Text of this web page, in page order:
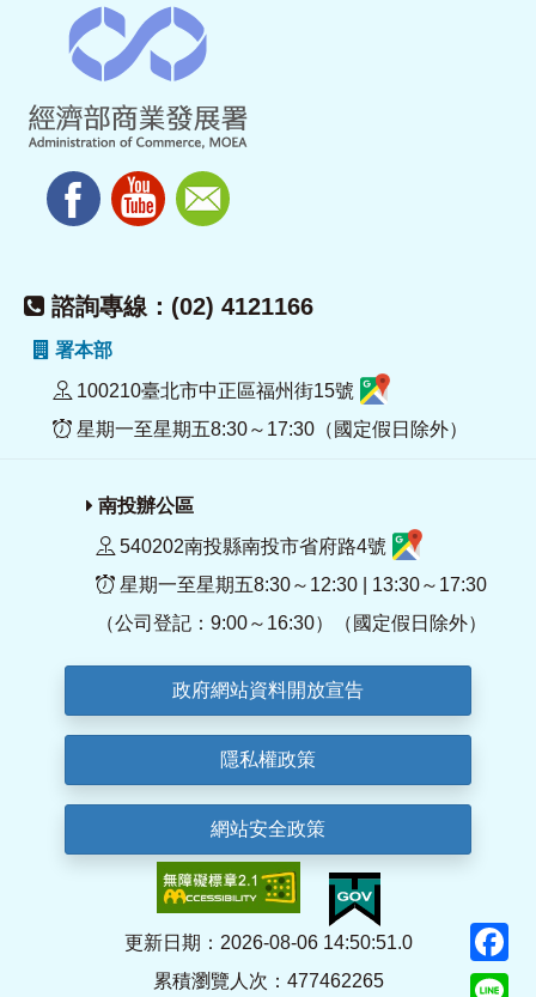
諮詢專線：(02) 4121166
署本部
100210臺北市中正區福州街15號
星期一至星期五8:30～17:30（國定假日除外）
南投辦公區
540202南投縣南投市省府路4號
星期一至星期五8:30～12:30 | 13:30～17:30
（公司登記：9:00～16:30）（國定假日除外）
政府網站資料開放宣告
隱私權政策
網站安全政策
更新日期：2026-08-06 14:50:51.0
累積瀏覽人次：477462265